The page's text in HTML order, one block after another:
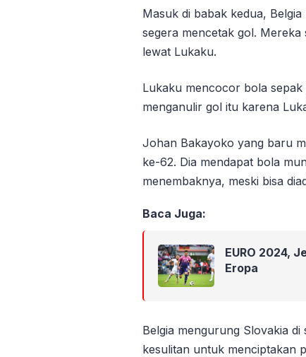
Masuk di babak kedua,
segera mencetak gol. Mereka
lewat Lukaku.
Lukaku mencocor bola
menganulir gol itu karena
Johan Bakayoko yang baru
ke-62. Dia mendapat bola
menembaknya, meski bisa
Baca Juga:
EURO 2024,
Eropa
Belgia mengurung Slovakia
kesulitan untuk menciptakan